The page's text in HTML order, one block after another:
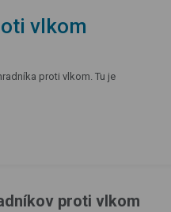
vlkom
proti vlkom. Tu je
proti vlkom